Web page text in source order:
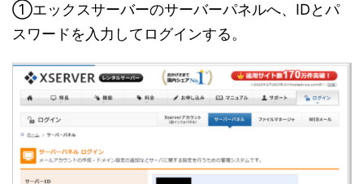
①エックスサーバーのサーバーパネルへ、IDとパ
スワードを入力してログインする。